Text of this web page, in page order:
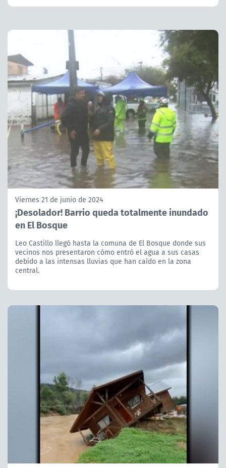
ÁREA DE PROYECTOS
Viernes 21 de junio de 2024
¡Desolador! Barrio queda totalmente inundado
en El Bosque
Leo Castillo llegó hasta la comuna de El Bosque donde sus
vecinos nos presentaron cómo entró el agua a sus casas
debido a las intensas lluvias que han caído en la zona
central.